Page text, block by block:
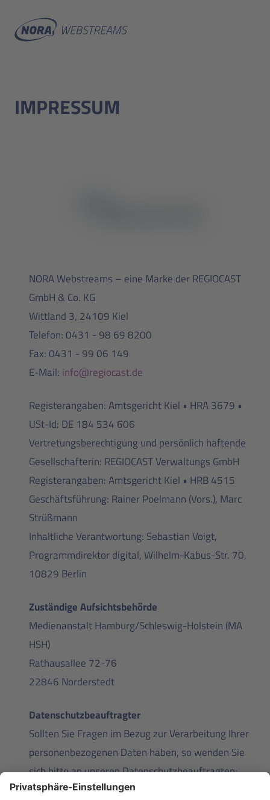
IMPRESSUM
NORA Webstreams – eine Marke der REGIOCAST
GmbH & Co. KG
Wittland 3, 24109 Kiel
Telefon: 0431 - 98 69 8200
Fax: 0431 - 99 06 149
E-Mail: info@regiocast.de
Registerangaben: Amtsgericht Kiel • HRA 3679 •
USt-Id: DE 184 534 606
Vertretungsberechtigung und persönlich haftende
Gesellschafterin: REGIOCAST Verwaltungs GmbH
Registerangaben: Amtsgericht Kiel • HRB 4515
Geschäftsführung: Rainer Poelmann (Vors.), Marc
Strüßmann
Inhaltliche Verantwortung: Sebastian Voigt,
Programmdirektor digital, Wilhelm-Kabus-Str. 70,
10829 Berlin
Zuständige Aufsichtsbehörde
Medienanstalt Hamburg/Schleswig-Holstein (MA
HSH)
Rathausallee 72-76
22846 Norderstedt
Datenschutzbeauftragter
Sollten Sie Fragen im Bezug zur Verarbeitung Ihrer
personenbezogenen Daten haben, so wenden Sie
sich bitte an unseren Datenschutzbeauftragten:
compolicy GmbH, Dr. Christian Wolff, An den Eichen